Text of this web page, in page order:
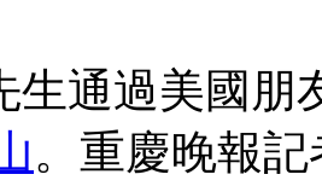
過美國朋
。重慶晚報